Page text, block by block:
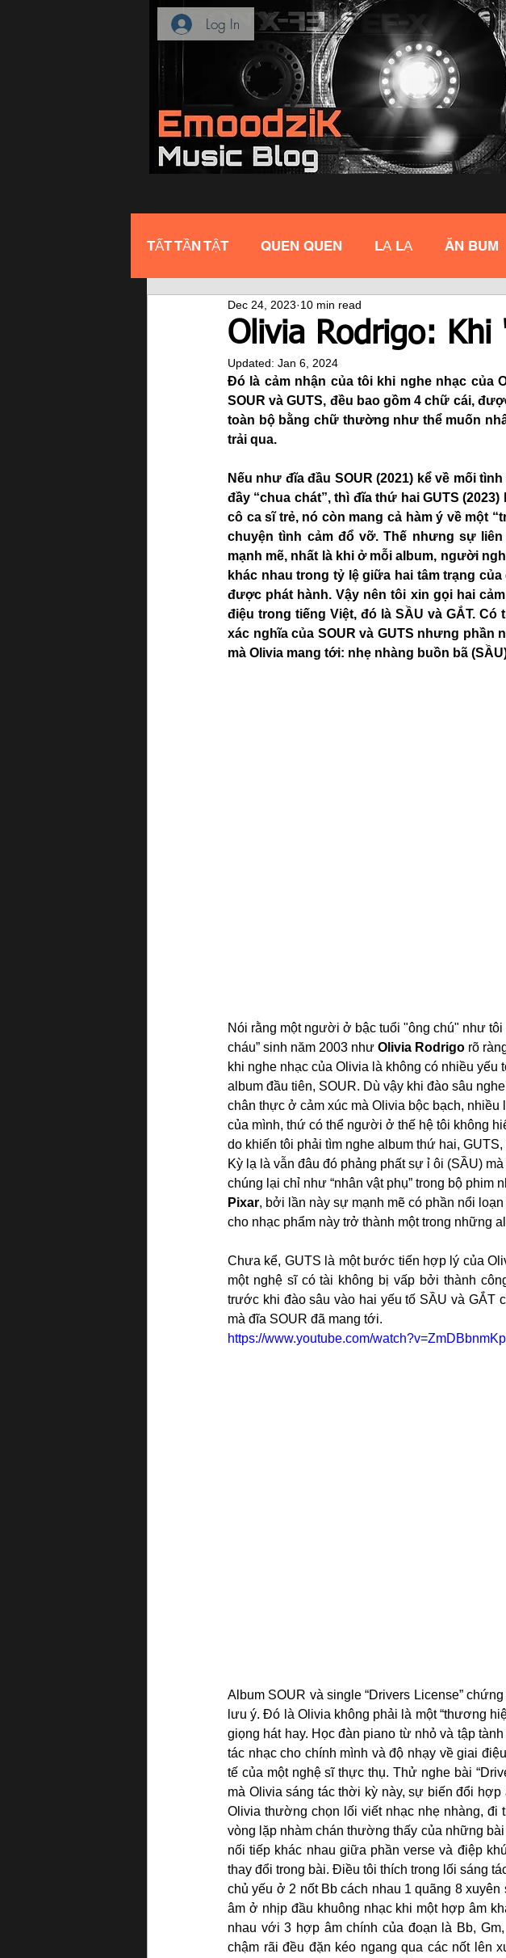
Log In
TẤT TẦN TẬT QUEN QUEN LẠ LẠ ĂN BUM
Olivia Rodrigo:
Dec 24, 2023 10 min read
Updated: Jan 6, 2024
Đó là cảm nhận của tôi khi nghe nhạc của
SOUR và GUTS, đều bao gồm 4 chữ cái,
toàn bộ bằng chữ thường như thể muốn
trải qua.
Nếu như đĩa đầu SOUR (2021) kể về mối
đầy “chua chát”, thì đĩa thứ hai GUTS
cô ca sĩ trẻ, nó còn mang cả hàm ý về một
chuyện tình cảm đổ vỡ. Thế nhưng sự
mạnh mẽ, nhất là khi ở mỗi album, người
khác nhau trong tỷ lệ giữa hai tâm trạng
được phát hành. Vậy nên tôi xin gọi hai
điệu trong tiếng Việt, đó là SẦU và GẮT.
xác nghĩa của SOUR và GUTS nhưng
mà Olivia mang tới: nhẹ nhàng buồn bã
Nói rằng một người ở bậc tuổi "ông chú" như
cháu” sinh năm 2003 như Olivia Rodrigo rõ
khi nghe nhạc của Olivia là không có nhiều yếu
album đầu tiên, SOUR. Dù vậy khi đào sâu
chân thực ở cảm xúc mà Olivia bộc bạch,
của mình, thứ có thể người ở thế hệ tôi không
do khiến tôi phải tìm nghe album thứ hai,
Kỳ lạ là vẫn đâu đó phảng phất sự ỉ ôi (SẦU)
chúng lại chỉ như “nhân vật phụ” trong bộ phim
Pixar, bởi lần này sự mạnh mẽ có phần nổi
cho nhạc phẩm này trở thành một trong những
Chưa kể, GUTS là một bước tiến hợp lý của
một nghệ sĩ có tài không bị vấp bởi thành
trước khi đào sâu vào hai yếu tố SẦU và GẮT
mà đĩa SOUR đã mang tới.
https://www.youtube.com/
Album SOUR và single “Drivers License”
lưu ý. Đó là Olivia không phải là một “thương
giọng hát hay. Học đàn piano từ nhỏ và tập
tác nhạc cho chính mình và độ nhạy về giai
tế của một nghệ sĩ thực thụ. Thử nghe bài
mà Olivia sáng tác thời kỳ này, sự biến đổi
Olivia thường chọn lối viết nhạc nhẹ nhàng,
vòng lặp nhàm chán thường thấy của những
nối tiếp khác nhau giữa phần verse và điệp
thay đổi trong bài. Điều tôi thích trong lối sáng
chủ yếu ở 2 nốt Bb cách nhau 1 quãng 8
âm ở nhịp đầu khuông nhạc khi một hợp âm
nhau với 3 hợp âm chính của đoạn là Bb,
chậm rãi đều đặn kéo ngang qua các nốt lên